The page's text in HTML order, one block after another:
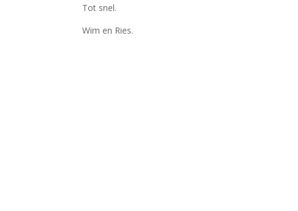
Tot snel.
Wim en Ries.